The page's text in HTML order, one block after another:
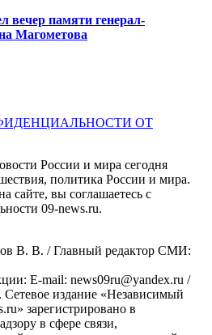
вечер памяти генерал-
Магометова
ОТ
России и мира сегодня
политика России и мира.
сайте, вы соглашаетесь с
09-news.ru.
B. B. / Главный редактор СМИ:
E-mail: news09ru@yandex.ru /
издание «Независимый
зарегистрировано в
в сфере связи,